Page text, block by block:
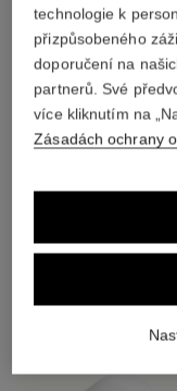
technologie k
přizpůsobeného
doporučení na
partnerů. Své
více kliknutím na
Zásadách ochrany